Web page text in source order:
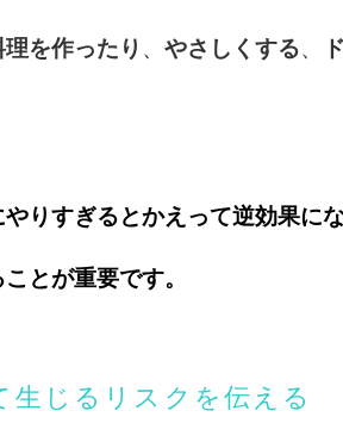
理を作ったり 、 やさしくする、
りすぎるとかえって逆効果に
とが重要です。
生じるリスクを伝える